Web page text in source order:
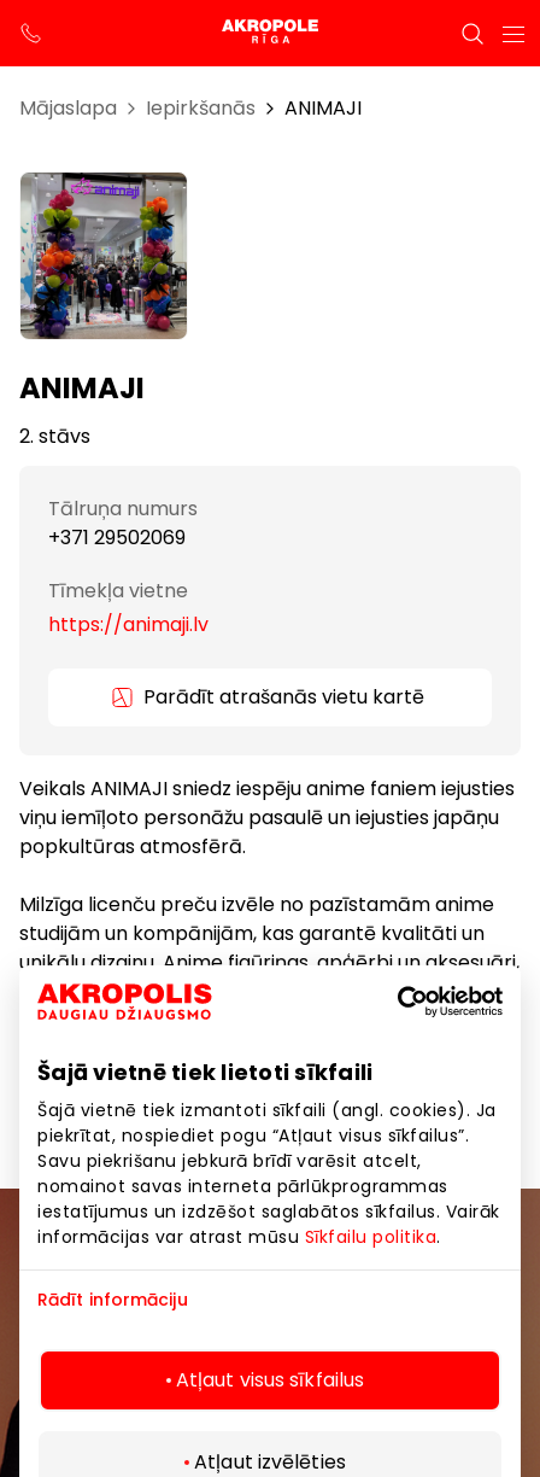
Šajā vietnē tiek lietoti sīkfaili
Šajā vietnē tiek izmantoti sīkfaili (angl. cookies). Ja
piekrītat, nospiediet pogu “Atļaut visus sīkfailus”.
Savu piekrišanu jebkurā brīdī varēsit atcelt,
nomainot savas interneta pārlūkprogrammas
iestatījumus un izdzēšot saglabātos sīkfailus. Vairāk
informācijas var atrast mūsu Sīkfailu politika.
Rādīt informāciju
Atļaut visus sīkfailus
Atļaut izvēlēties
Mājaslapa Iepirkšanās ANIMAJI
ANIMAJI
2. stāvs
Tālruņa numurs
+371 29502069
Tīmekļa vietne
https://animaji.lv
Parādīt atrašanās vietu kartē
Veikals ANIMAJI sniedz iespēju anime faniem iejusties
viņu iemīļoto personāžu pasaulē un iejusties japāņu
popkultūras atmosfērā.
Milzīga licenču preču izvēle no pazīstamām anime
studijām un kompānijām, kas garantē kvalitāti un
unikālu dizainu. Anime figūriņas, apģērbi un aksesuāri,
posteri un plakāti, anime gadžeti, rotaļlietas un plīša
rotaļlietas, suvenīri un dāvanas anime faniem.
Apģērbs Bērniem Preces
Pievienojieties mūsu kopienai
Uzzini pirmais par labākajiem piedāvājumiem,
izklaides centros “AKROPOLE Alfa” un “AKROPOLE
Rīga”.